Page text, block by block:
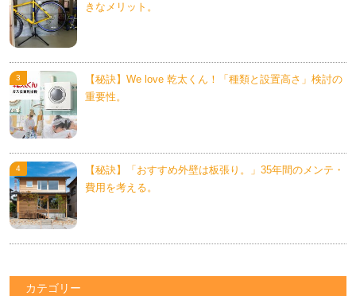
きなメリット。
【秘訣】We love 乾太くん！「種類と設置高さ」検討の
重要性。
【秘訣】「おすすめ外壁は板張り。」35年間のメンテ・
費用を考える。
カテゴリー